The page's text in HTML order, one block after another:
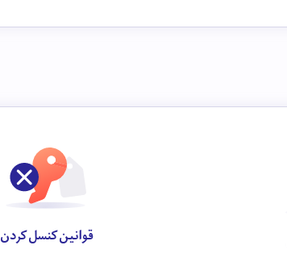
قوانین کنسل کردن